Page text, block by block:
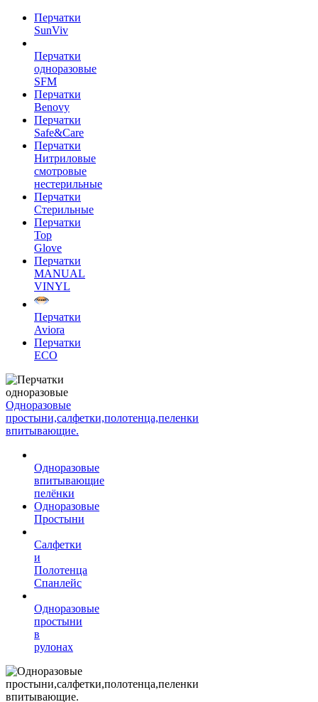
Перчатки
SunViv
Перчатки
одноразовые
SFM
Перчатки
Benovy
Перчатки
Safe&Care
Перчатки
Нитриловые
смотровые
нестерильные
Перчатки
Стерильные
Перчатки
Top
Glove
Перчатки
MANUAL
VINYL
Перчатки
Aviora
Перчатки
ECO
Одноразовые
простыни,салфетки,полотенца,пеленки
впитывающие.
Одноразовые
впитывающие
пелёнки
Одноразовые
Простыни
Салфетки
и
Полотенца
Спанлейс
Одноразовые
простыни
в
рулонах